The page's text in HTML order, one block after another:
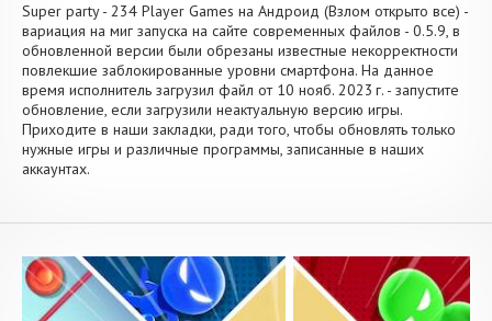
Super party - 234 Player Games на Андроид (Взлом открыто все) -
вариация на миг запуска на сайте современных файлов - 0.5.9, в
обновленной версии были обрезаны известные некорректности
повлекшие заблокированные уровни смартфона. На данное
время исполнитель загрузил файл от 10 нояб. 2023 г. - запустите
обновление, если загрузили неактуальную версию игры.
Приходите в наши закладки, ради того, чтобы обновлять только
нужные игры и различные программы, записанные в наших
аккаунтах.